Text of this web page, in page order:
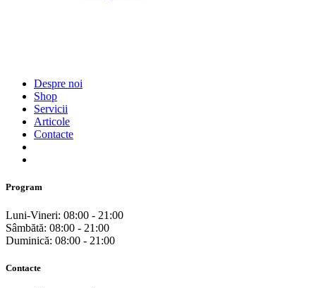
Despre noi
Shop
Servicii
Articole
Contacte
Program
Luni-Vineri: 08:00 - 21:00
Sâmbătă: 08:00 - 21:00
Duminică: 08:00 - 21:00
Contacte